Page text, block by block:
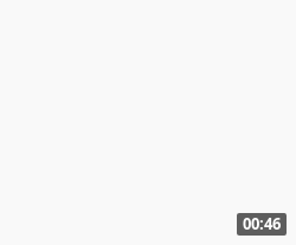
00:46